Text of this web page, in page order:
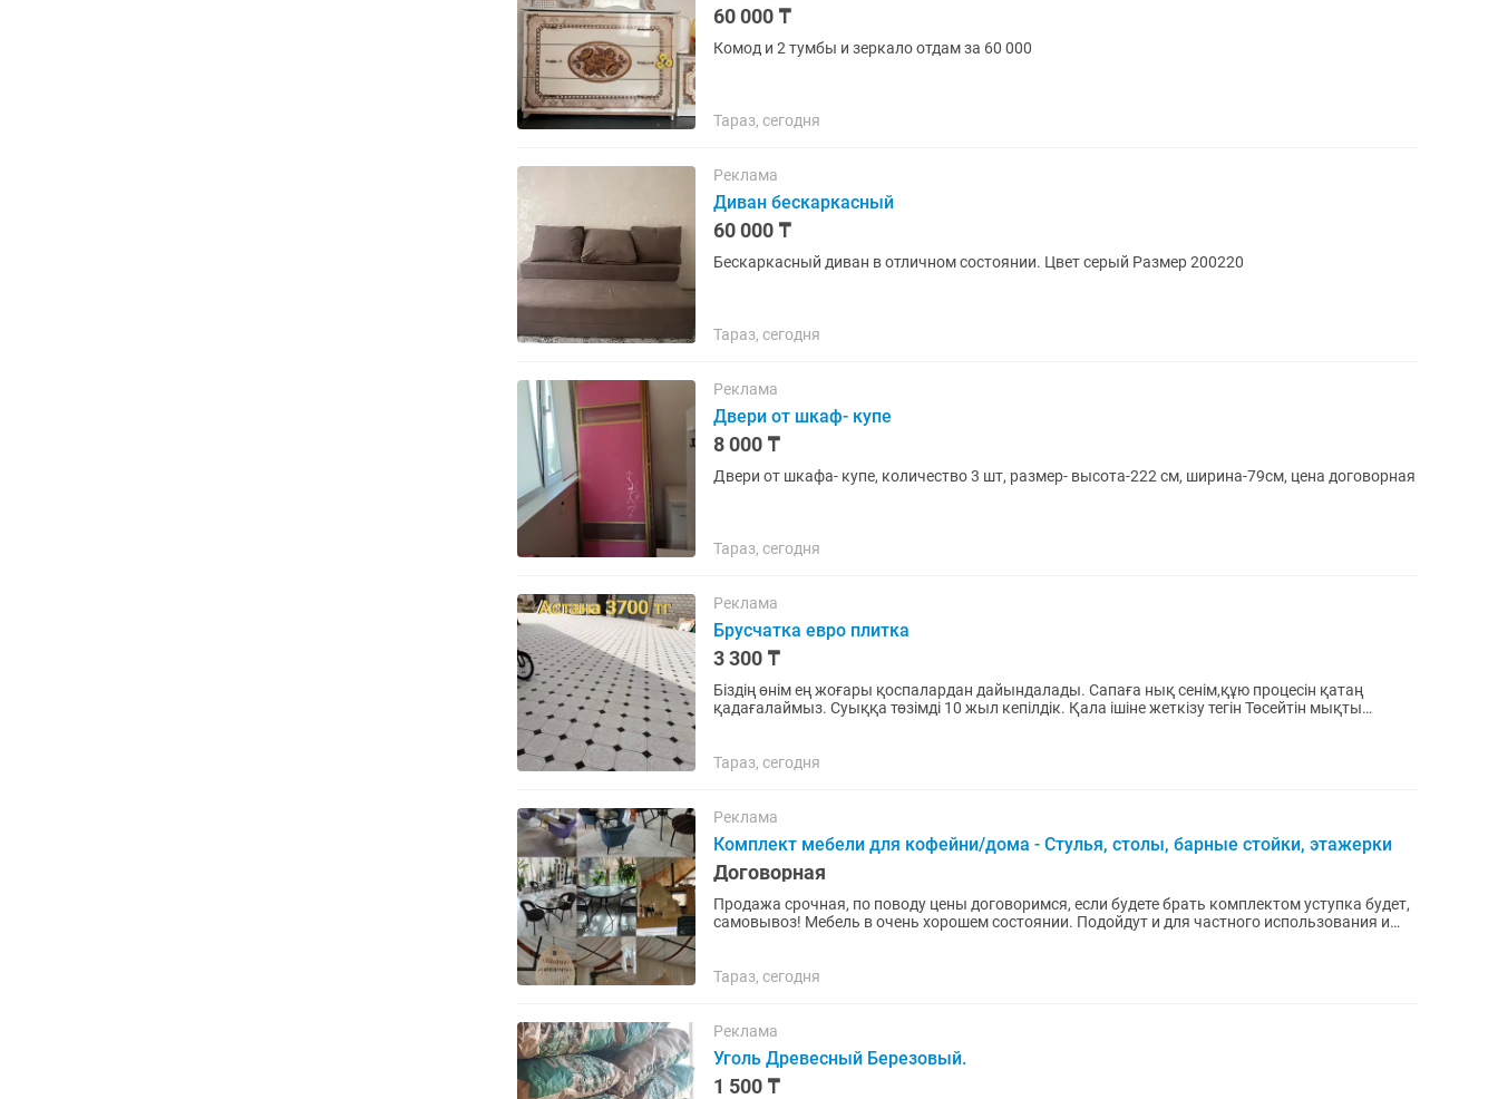
60 000 ₸
Комод и 2 тумбы и зеркало отдам за 60 000
Тараз, сегодня
Реклама
Диван бескаркасный
60 000 ₸
Бескаркасный диван в отличном состоянии. Цвет серый Размер 200220
Тараз, сегодня
Реклама
Двери от шкаф- купе
8 000 ₸
Двери от шкафа- купе, количество 3 шт, размер- высота-222 см, ширина-79см, цена договорная
Тараз, сегодня
Реклама
Брусчатка евро плитка
3 300 ₸
Біздің өнім ең жоғары қоспалардан дайындалады. Сапаға нық сенім,құю процесін қатаң
қадағалаймыз. Суыққа төзімді 10 жыл кепілдік. Қала ішіне жеткізу тегін Төсейтін мықты
Тараз, сегодня
Реклама
Комплект мебели для кофейни/дома - Стулья, столы, барные стойки, этажерки
Договорная
Продажа срочная, по поводу цены договоримся, если будете брать комплектом уступка будет,
самовывоз! Мебель в очень хорошем состоянии. Подойдут и для частного использования и
Тараз, сегодня
Реклама
Уголь Древесный Березовый.
1 500 ₸